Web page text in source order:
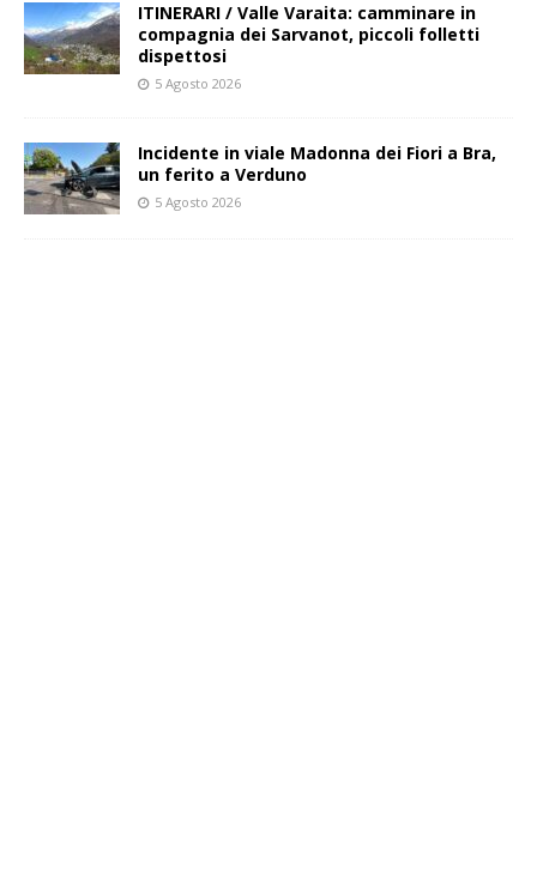
ITINERARI / Valle Varaita: camminare in
compagnia dei Sarvanot, piccoli folletti
dispettosi
5 Agosto 2026
Incidente in viale Madonna dei Fiori a Bra,
un ferito a Verduno
5 Agosto 2026